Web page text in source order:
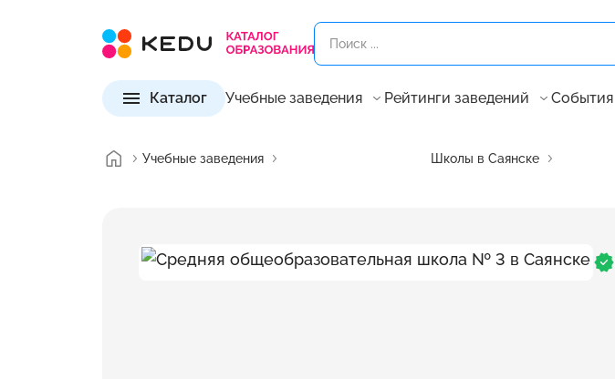
Каталог Учебные заведения Рейтинги заведений События
Учебные заведения Школы в Саянске